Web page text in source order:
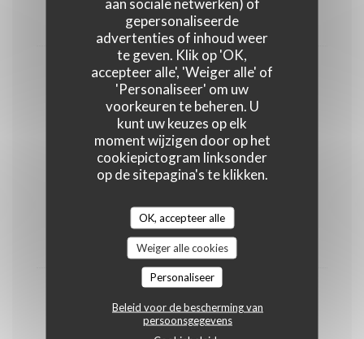
gepersonaliseerde
advertenties of inhoud weer
te geven. Klik op 'OK,
accepteer alle', 'Weiger alle' of
'Personaliseer' om uw
voorkeuren te beheren. U
kunt uw keuzes op elk
moment wijzigen door op het
cookiepictogram linksonder
op de sitepagina's te klikken.
OK, accepteer alle
Weiger alle cookies
Personaliseer
Beleid voor de bescherming van
persoonsgegevens
4,50 EUR
Cappuccino
5,00 EUR
Our menu
Starter - Main course - Dessert
39,00 EUR
Dessert